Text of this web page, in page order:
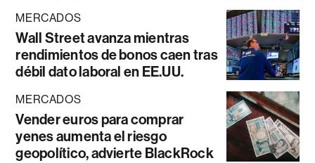
MERCADOS
Wall Street avanza mientras
rendimientos de bonos caen tras
débil dato laboral en EE.UU.
MERCADOS
Vender euros para comprar
yenes aumenta el riesgo
geopolítico, advierte BlackRock